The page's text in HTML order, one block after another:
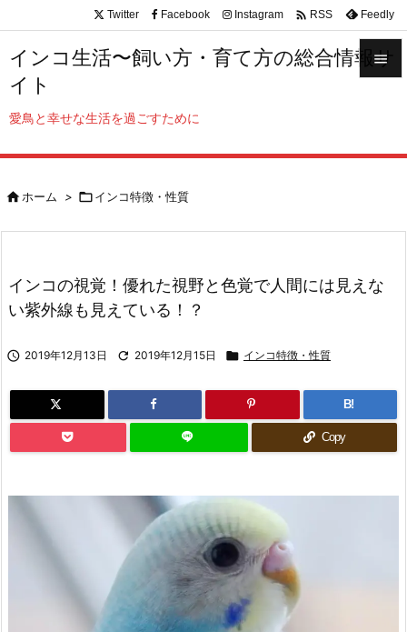
インコ生活〜飼い方・育て方の総合情報サ
イト
愛鳥と幸せな生活を過ごすために

サイド


Twitter Facebook Instagram  RSS Feedly
ホーム > インコ特徴・性質
インコの視覚！優れた視野と色覚で人間には見えな
い紫外線も見えている！？
 2019年12月13日  2019年12月15日  インコ特徴・性質
B!
Copy